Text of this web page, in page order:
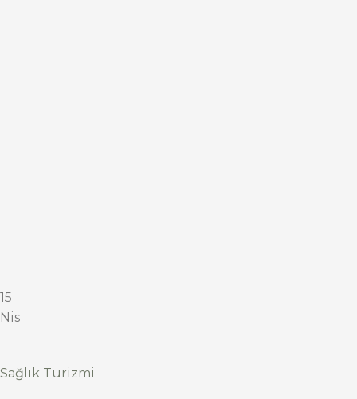
15
Nis
Sağlık Turizmi